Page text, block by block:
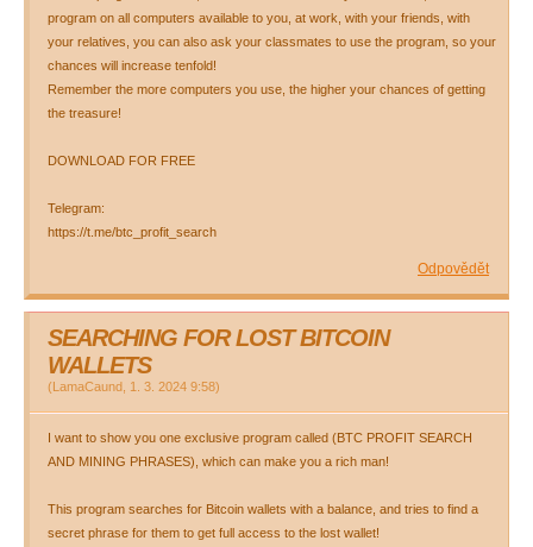
program on all computers available to you, at work, with your friends, with
your relatives, you can also ask your classmates to use the program, so your
chances will increase tenfold!
Remember the more computers you use, the higher your chances of getting
the treasure!
DOWNLOAD FOR FREE
Telegram:
https://t.me/btc_profit_search
Odpovědět
SEARCHING FOR LOST BITCOIN
WALLETS
(LamaCaund 1. 3. 2024 9:58)
I want to show you one exclusive program called (BTC PROFIT SEARCH
AND MINING PHRASES), which can make you a rich man!
This program searches for Bitcoin wallets with a balance, and tries to find a
secret phrase for them to get full access to the lost wallet!